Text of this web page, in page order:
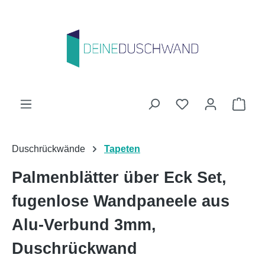
Du hast 0
Duschrückwände Tapeten
Palmenblätter über Eck Set,
fugenlose Wandpaneele aus
Alu-Verbund 3mm,
Duschrückwand